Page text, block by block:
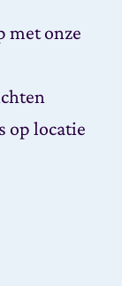
met onze
op locatie